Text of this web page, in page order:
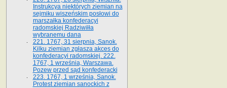
Instrukcya niektórych ziemian na
sejmiku wiszeńskim posłowi do
marszałka konfe­deracyi
radomskiej Radziwiłła
wybranemu dana
221. 1767, 31 sierpnia, Sanok.
Kilku ziemian zgłasza akces do
konfederacyi radomskiej. 222.
1767, 1 września, Warszawa.
Pozew przed sąd konfederacki
223. 1767, 1 września, Sanok.
Protest ziemian sanockich z